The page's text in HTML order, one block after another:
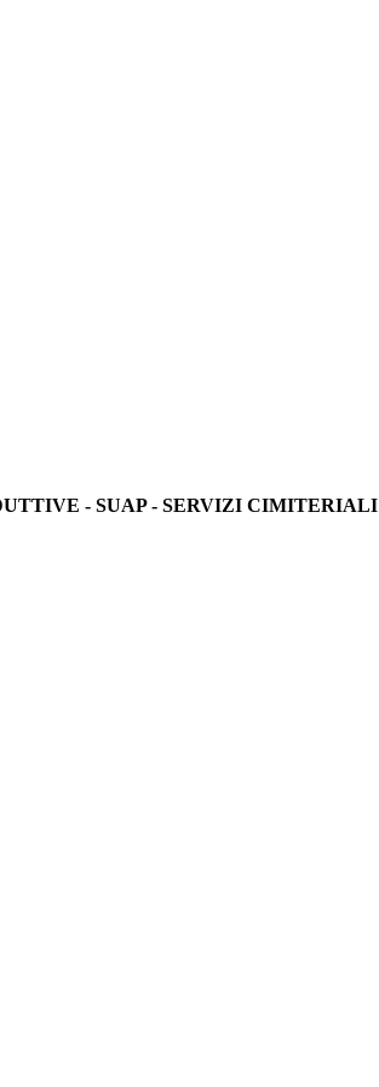
- SUAP - SERVIZI CIMITERIALI